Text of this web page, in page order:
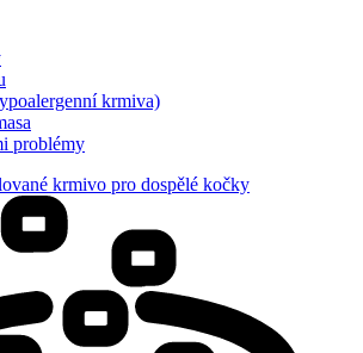
krmiva)
problémy
krmivo pro dospělé kočky